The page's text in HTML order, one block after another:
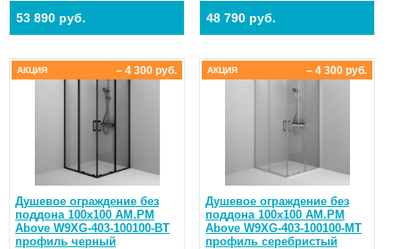
53 890 руб. 48 790 руб.
Душевое ограждение без
поддона 100x100 AM.PM
Above W9XG-403-100100-BT
профиль черный
– 4 300 руб.
АКЦИЯ
Душевое ограждение без
поддона 100x100 AM.PM
Above W9XG-403-100100-MT
профиль серебристый
– 4 300 руб.
АКЦИЯ